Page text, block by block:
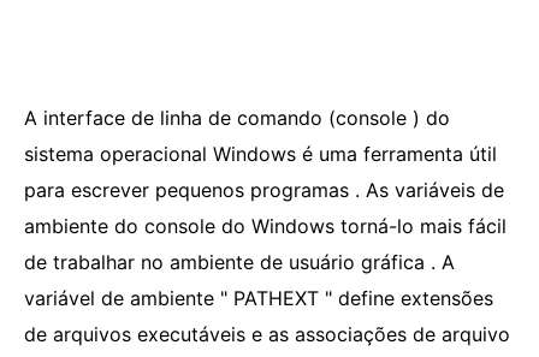
A interface de linha de comando (console ) do
sistema operacional Windows é uma ferramenta útil
para escrever pequenos programas . As variáveis ​​de
ambiente do console do Windows torná-lo mais fácil
de trabalhar no ambiente de usuário gráfica . A
variável de ambiente " PATHEXT " define extensões
de arquivos executáveis ​​e as associações de arquivo